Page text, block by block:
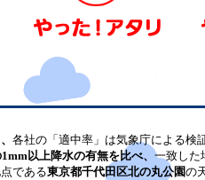
各社の「適中率」は気象庁による検
以上降水の有無を比べ、 一致した
である東京都千代田区北の丸公園の